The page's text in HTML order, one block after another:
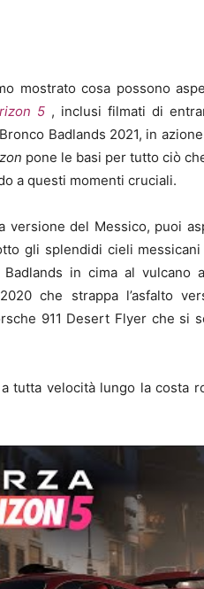
mostrato cosa possono
5 , inclusi filmati di
Badlands 2021, in
pone le basi per tutto ciò
a questi momenti cruciali.
versione del Messico, puoi
gli splendidi cieli
in cima al vulcano
che strappa l’asfalto
911 Desert Flyer che si
tutta velocità lungo la costa